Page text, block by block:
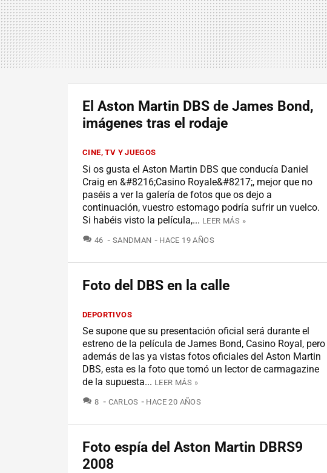
El Aston Martin DBS de James Bond,
imágenes tras el rodaje
CINE, TV Y JUEGOS
Si os gusta el Aston Martin DBS que conducía Daniel
Craig en &#8216;Casino Royale&#8217;, mejor que no
paséis a ver la galería de fotos que os dejo a
continuación, vuestro estomago podría sufrir un vuelco.
Si habéis visto la película,... LEER MÁS »
46 COMENTARIOS
SANDMAN HACE 19 AÑOS
Foto del DBS en la calle
DEPORTIVOS
Se supone que su presentación oficial será durante el
estreno de la película de James Bond, Casino Royal, pero
además de las ya vistas fotos oficiales del Aston Martin
DBS, esta es la foto que tomó un lector de carmagazine
de la supuesta... LEER MÁS »
8 COMENTARIOS
CARLOS HACE 20 AÑOS
Foto espía del Aston Martin DBRS9
2008